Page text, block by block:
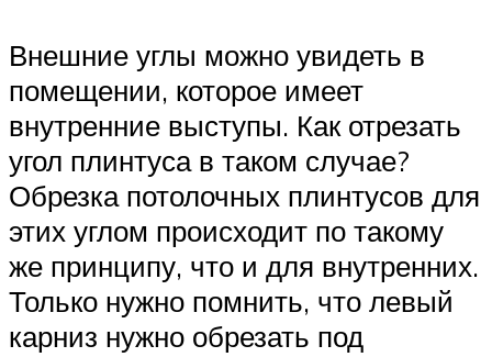
Внешние углы можно увидеть в
помещении, которое имеет
внутренние выступы. Как отрезать
угол плинтуса в таком случае?
Обрезка потолочных плинтусов для
этих углом происходит по такому
же принципу, что и для внутренних.
Только нужно помнить, что левый
карниз нужно обрезать под